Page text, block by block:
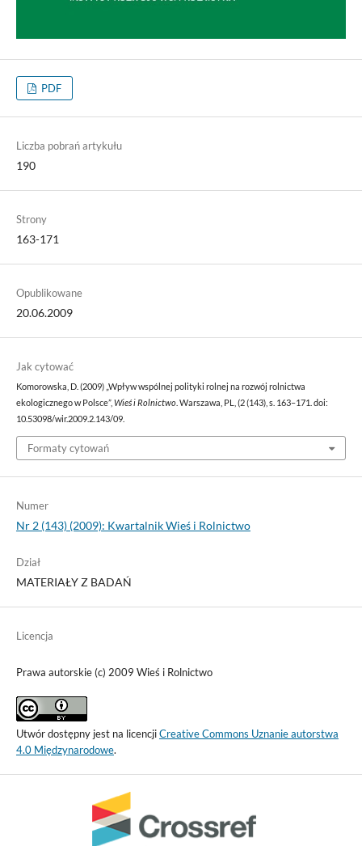
PDF
Liczba pobrań artykułu
190
Strony
163-171
Opublikowane
20.06.2009
Jak cytować
Komorowska, D. (2009) „Wpływ wspólnej polityki rolnej na rozwój rolnictwa
ekologicznego w Polsce”, Wieś i Rolnictwo. Warszawa, PL, (2 (143), s. 163–171. doi:
10.53098/wir.2009.2.143/09.
Formaty cytowań
Numer
Nr 2 (143) (2009): Kwartalnik Wieś i Rolnictwo
Dział
MATERIAŁY Z BADAŃ
Licencja
Prawa autorskie (c) 2009 Wieś i Rolnictwo
Utwór dostępny jest na licencjiCreative Commons Uznanie autorstwa
4.0 Międzynarodowe.